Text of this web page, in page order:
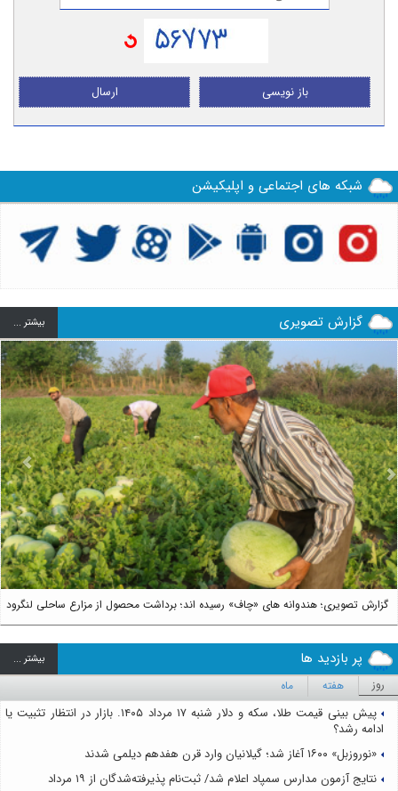
ارسال باز نویسی
شبکه های اجتماعی و اپلیکیشن
گزارش تصویری بيشتر ...
گزارش تصویری؛ هندوانه های «چاف» رسیده اند؛ برداشت محصول از مزارع ساحلی لنگرود
Next
پر بازدید ها بيشتر ...
روز هفته ماه
پیش بینی قیمت طلا، سکه و دلار شنبه ۱۷ مرداد ۱۴۰۵. بازار در انتظار تثبیت یا
ادامه رشد؟
«نوروزبل» ۱۶۰۰ آغاز شد؛ گیلانیان وارد قرن هفدهم دیلمی شدند
نتایج آزمون مدارس سمپاد اعلام شد/ ثبت‌نام پذیرفته‌شدگان از ۱۹ مرداد